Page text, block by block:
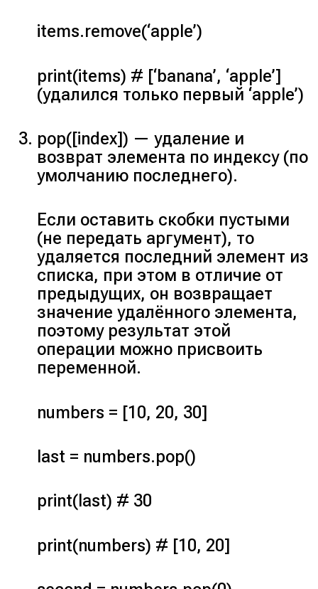
items.remove(‘apple’)
print(items) # [‘banana’, ‘apple’]
(удалился только первый ‘apple’)
pop([index]) — удаление и
возврат элемента по индексу (по
умолчанию последнего).
Если оставить скобки пустыми
(не передать аргумент), то
удаляется последний элемент из
списка, при этом в отличие от
предыдущих, он возвращает
значение удалённого элемента,
поэтому результат этой
операции можно присвоить
переменной.
numbers = [10, 20, 30]
last = numbers.pop()
print(last) # 30
print(numbers) # [10, 20]